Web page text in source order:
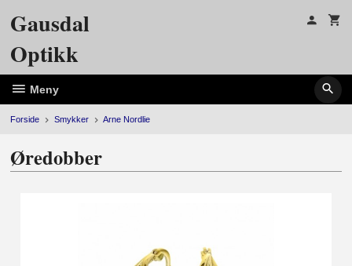
Gausdal
Optikk
Meny
Forside Smykker Arne Nordlie
Øredobber